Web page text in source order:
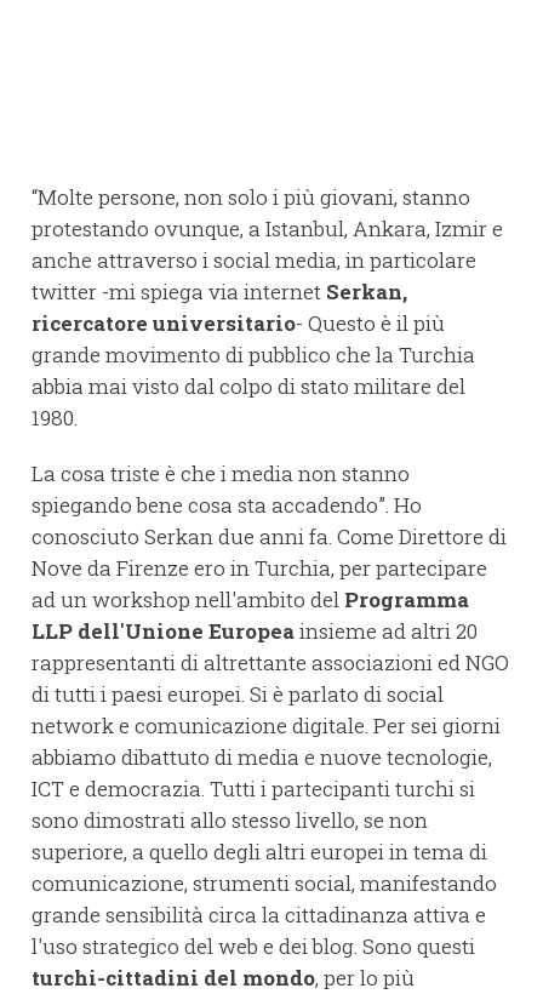
“Molte persone, non solo i più giovani, stanno
protestando ovunque, a Istanbul, Ankara, Izmir e
anche attraverso i social media, in particolare
twitter -mi spiega via internet Serkan,
ricercatore universitario- Questo è il più
grande movimento di pubblico che la Turchia
abbia mai visto dal colpo di stato militare del
1980.
La cosa triste è che i media non stanno
spiegando bene cosa sta accadendo”. Ho
conosciuto Serkan due anni fa. Come Direttore di
Nove da Firenze ero in Turchia, per partecipare
ad un workshop nell'ambito del Programma
LLP dell'Unione Europeainsieme ad altri 20
rappresentanti di altrettante associazioni ed NGO
di tutti i paesi europei. Si è parlato di social
network e comunicazione digitale. Per sei giorni
abbiamo dibattuto di media e nuove tecnologie,
ICT e democrazia. Tutti i partecipanti turchi si
sono dimostrati allo stesso livello, se non
superiore, a quello degli altri europei in tema di
comunicazione, strumenti social, manifestando
grande sensibilità circa la cittadinanza attiva e
l'uso strategico del web e dei blog. Sono questi
turchi-cittadini del mondo, per lo più